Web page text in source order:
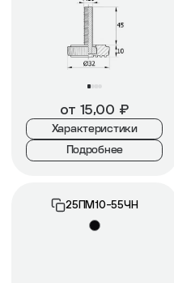
от 15,00 ₽
Характеристики
Подробнее
25ПМ10-55ЧН